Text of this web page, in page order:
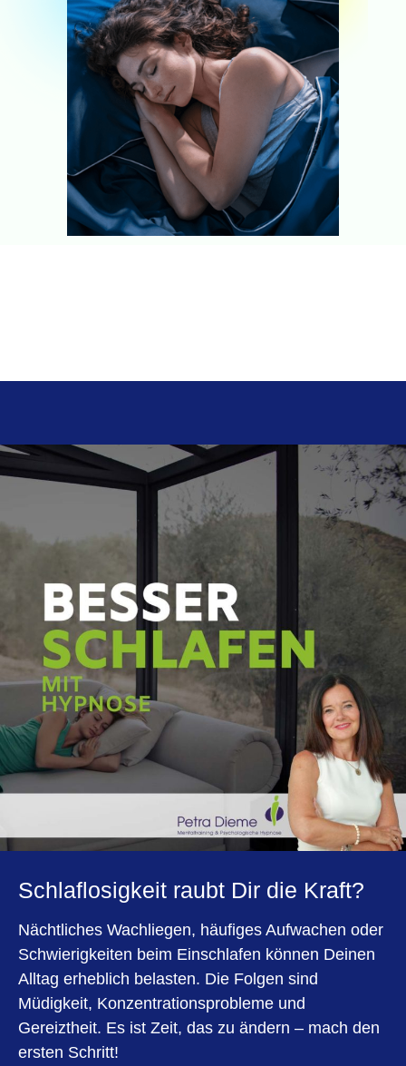
Schlaflosigkeit raubt Dir die Kraft?
Nächtliches Wachliegen, häufiges Aufwachen oder
Schwierigkeiten beim Einschlafen können Deinen
Alltag erheblich belasten. Die Folgen sind
Müdigkeit, Konzentrationsprobleme und
Gereiztheit. Es ist Zeit, das zu ändern – mach den
ersten Schritt!